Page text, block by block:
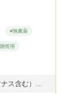
有名でミシ
さんが広尾へ
した業界内
フからパティ
昇華されてお
#無農薬
答用